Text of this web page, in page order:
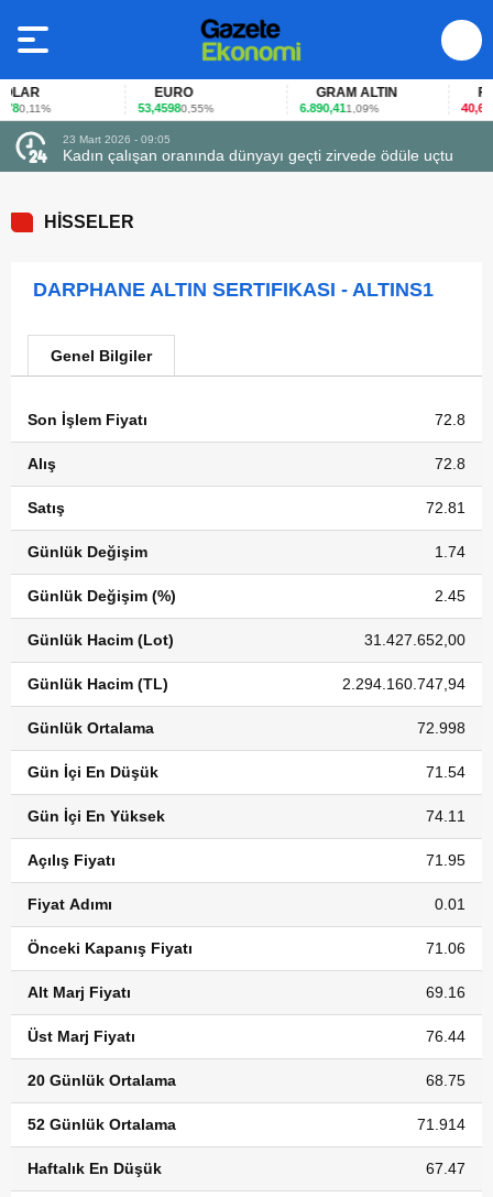
0,11%
EURO
53,45980,55%
GRAM ALTIN
6.890,411,09%
FAİZ
40,65-
23 Mart 2026 - 09:05
Kadın çalışan oranında dünyayı geçti zirvede ödüle uçtu
HİSSELER
DARPHANE ALTIN SERTIFIKASI - ALTINS1
Genel Bilgiler
Son İşlem Fiyatı 72.8
Alış 72.8
Satış 72.81
Günlük Değişim 1.74
Günlük Değişim (%) 2.45
Günlük Hacim (Lot) 31.427.652,00
Günlük Hacim (TL) 2.294.160.747,94
Günlük Ortalama 72.998
Gün İçi En Düşük 71.54
Gün İçi En Yüksek 74.11
Açılış Fiyatı 71.95
Fiyat Adımı 0.01
Önceki Kapanış Fiyatı 71.06
Alt Marj Fiyatı 69.16
Üst Marj Fiyatı 76.44
20 Günlük Ortalama 68.75
52 Günlük Ortalama 71.914
Haftalık En Düşük 67.47